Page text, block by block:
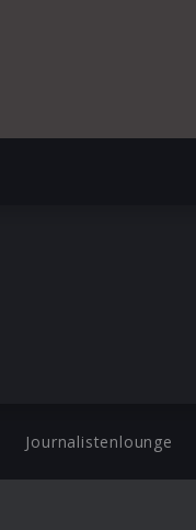
Journalistenlounge